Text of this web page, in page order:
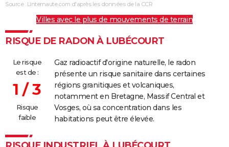
Source : Linternaute.com d'après les données de la CCR
Villes avec le plus de mouvements de terrain
RISQUE DE RADON À LUBÉCOURT
Le risque
est de :
1 / 3
Risque
faible
Gaz radioactif d'origine naturelle, le radon
présente un risque sanitaire dans certaines
régions granitiques et volcaniques,
notamment en Bretagne, Massif Central et
Vosges, où sa concentration dans les
habitations peut être élevée.